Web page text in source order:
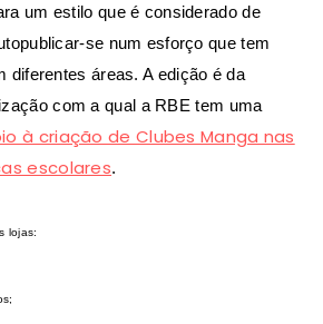
um estilo que é considerado de
se num esforço que tem
diferentes áreas. A edição é da
com a qual a RBE tem uma
à criação de Clubes Manga nas
escolares.
lojas: